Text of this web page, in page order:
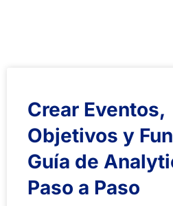
Crear Eventos,
Objetivos y
Guía de
Paso a Paso